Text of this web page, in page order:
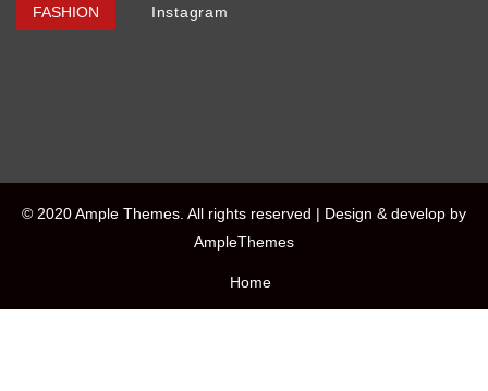
FASHION
Instagram
© 2020 Ample Themes. All rights reserved | Design & develop by
AmpleThemes
Home